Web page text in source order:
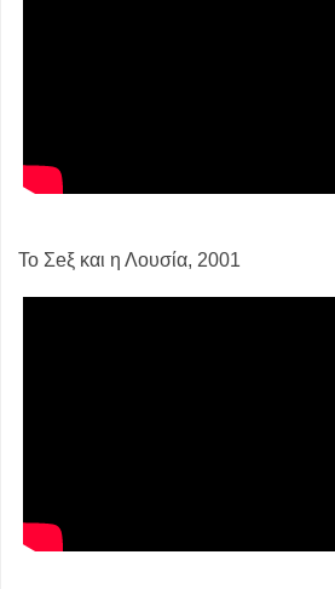
Το Σeξ και η Λουσία, 2001